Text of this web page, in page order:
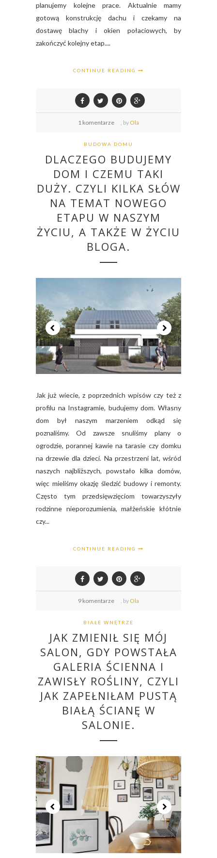
planujemy kolejne prace. Aktualnie mamy
gotową konstrukcję dachu i czekamy na
dostawę blachy i okien połaciowych, by
zakończyć kolejny etap....
CONTINUE READING
1 komentarze by Ola
BUDOWA DOMU
DLACZEGO BUDUJEMY
DOM I CZEMU TAKI
DUŻY. CZYLI KILKA SŁÓW
NA TEMAT NOWEGO
ETAPU W NASZYM
ŻYCIU, A TAKŻE W ŻYCIU
BLOGA.
Jak już wiecie, z poprzednich wpisów czy też z
profilu na Instagramie, budujemy dom. Własny
dom był naszym marzeniem odkąd się
poznaliśmy. Od zawsze snuliśmy plany o
ogrodzie, porannej kawie na tarasie czy domku
na drzewie dla dzieci. Na przestrzeni lat, wśród
naszych najbliższych, powstało kilka domów,
więc mieliśmy okazję śledzić budowy i remonty.
Często tym przedsięwzięciom towarzyszyły
rodzinne nieporozumienia, małżeńskie kłótnie
czy...
CONTINUE READING
9 komentarze by Ola
BIAŁE WNĘTRZE
JAK ZMIENIŁ SIĘ MÓJ
SALON, GDY POWSTAŁA
GALERIA ŚCIENNA I
ZAWISŁY ROŚLINY, CZYLI
JAK ZAPEŁNIŁAM PUSTĄ
BIAŁĄ ŚCIANĘ W
SALONIE.